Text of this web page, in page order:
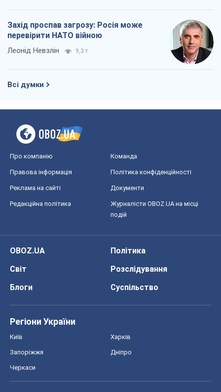
Захід проспав загрозу: Росія може
перевірити НАТО війною
Леонід Невзлін 9,3 т.
Всі думки
Про компанію Команда
Правова інформація Політика конфіденційності
Реклама на сайті Документи
Редакційна політика
Журналісти OBOZ.UA на місці
подій
OBOZ.UA
Політика
Світ
Розслідування
Блоги
Суспільство
Регіони України
Київ Харків
Запоріжжя Дніпро
Черкаси